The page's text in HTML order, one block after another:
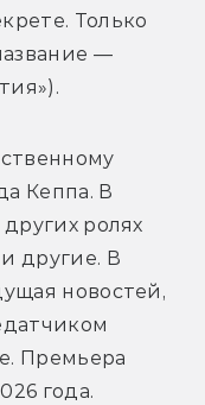
Только
—
Кеппа. В
ролях
другие. В
новостей,
Премьера
года.